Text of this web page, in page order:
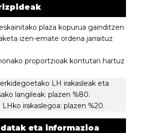
plaza kopurua gainditzen
izen-emate ordena jarraituz
proportzioak kontutan hartuz
LH irakasleak eta
langileak: plazen %80.
LHko irakaslegoa: plazen %20.
eta informazioa